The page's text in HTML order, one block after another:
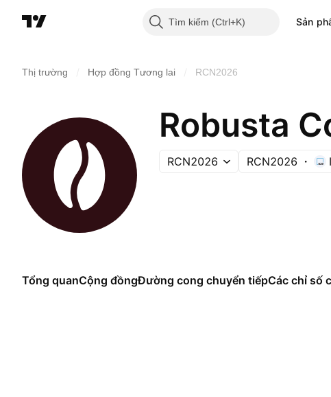
Tìm kiếm Sản
Thị trường Hợp đồng Tương lai RCN2026
Robusta
RCN2026 RCN2026
Tổng quanCộng đồngĐường cong chuyển tiếpCác chỉ số